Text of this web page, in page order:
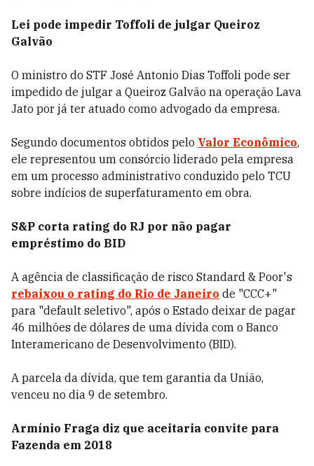
Lei pode impedir Toffoli de julgar Queiroz
Galvão
O ministro do STF José Antonio Dias Toffoli pode ser
impedido de julgar a Queiroz Galvão na operação Lava
Jato por já ter atuado como advogado da empresa.
Segundo documentos obtidos pelo Valor Econômico,
ele representou um consórcio liderado pela empresa
em um processo administrativo conduzido pelo TCU
sobre indícios de superfaturamento em obra.
S&P corta rating do RJ por não pagar
empréstimo do BID
A agência de classificação de risco Standard & Poor's
rebaixou o rating do Rio de Janeiro de "CCC+"
para "default seletivo", após o Estado deixar de pagar
46 milhões de dólares de uma dívida com o Banco
Interamericano de Desenvolvimento (BID).
A parcela da dívida, que tem garantia da União,
venceu no dia 9 de setembro.
Armínio Fraga diz que aceitaria convite para
Fazenda em 2018